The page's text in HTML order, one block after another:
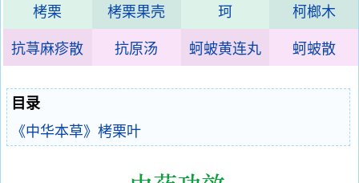
栲栗 栲栗果壳 珂 柯榔木
抗荨麻疹散 抗原汤 蚵蚾黄连丸 蚵蚾散
目录
《中华本草》栲栗叶